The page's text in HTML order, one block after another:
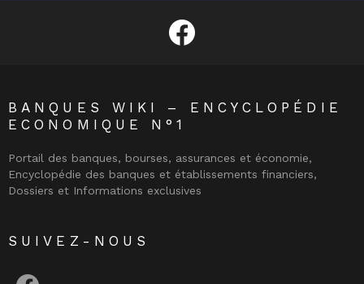
facebook
BANQUES WIKI – ENCYCLOPÉDIE
ECONOMIQUE N°1
Portail des banques, bourses, assurances et économie,
Encyclopédie des banques et établissements financiers,
Dossiers et Informations exclusives
SUIVEZ-NOUS